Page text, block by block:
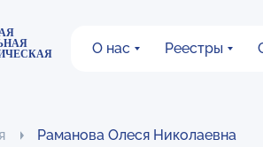
О нас Реестры
Раманова Олеся Николаевна